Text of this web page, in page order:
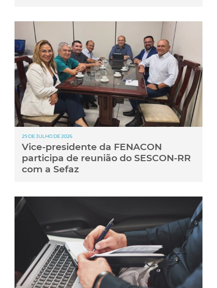
29 DE JULHO DE 2026
Vice-presidente da FENACON
participa de reunião do SESCON-RR
com a Sefaz